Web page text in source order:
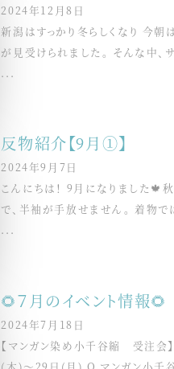
2024年12月8日
新潟はすっかり冬らしくなり 今朝
が見受けられました。 そんな中、
...
反物紹介【9月①】
2024年9月7日
こんにちは！ 9月になりました🍁
で、半袖が手放せません。 着物
...
🌻７月のイベント情報🌻
2024年7月18日
【マンガン染め小千谷縮 受注会
(木)〜29日(月) Q.マンガン小千